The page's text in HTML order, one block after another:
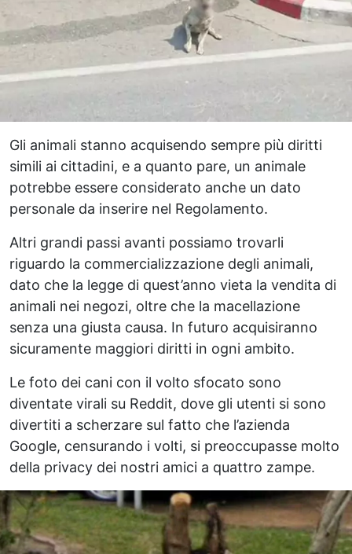
Gli animali stanno acquisendo sempre più diritti
simili ai cittadini, e a quanto pare, un animale
potrebbe essere considerato anche un dato
personale da inserire nel Regolamento.
Altri grandi passi avanti possiamo trovarli
riguardo la commercializzazione degli animali,
dato che la legge di quest’anno vieta la vendita di
animali nei negozi, oltre che la macellazione
senza una giusta causa. In futuro acquisiranno
sicuramente maggiori diritti in ogni ambito.
Le foto dei cani con il volto sfocato sono
diventate virali su Reddit, dove gli utenti si sono
divertiti a scherzare sul fatto che l’azienda
Google, censurando i volti, si preoccupasse molto
della privacy dei nostri amici a quattro zampe.